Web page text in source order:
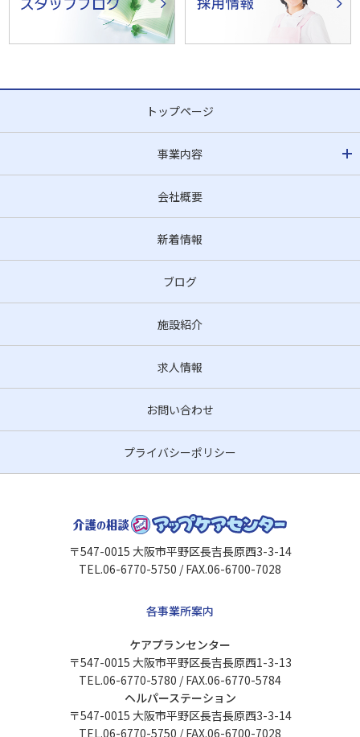
トップページ
事業内容
会社概要
新着情報
ブログ
施設紹介
求人情報
お問い合わせ
プライバシーポリシー
〒547-0015 大阪市平野区長吉長原西3-3-14
TEL.06-6770-5750 / FAX.06-6700-7028
各事業所案内
ケアプランセンター
〒547-0015 大阪市平野区長吉長原西1-3-13
TEL.06-6770-5780 / FAX.06-6770-5784
ヘルパーステーション
〒547-0015 大阪市平野区長吉長原西3-3-14
TEL.06-6770-5750 / FAX.06-6700-7028